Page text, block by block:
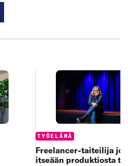
Categories:
TYÖELÄMÄ
Freelancer-taiteilija
itseään produktiosta